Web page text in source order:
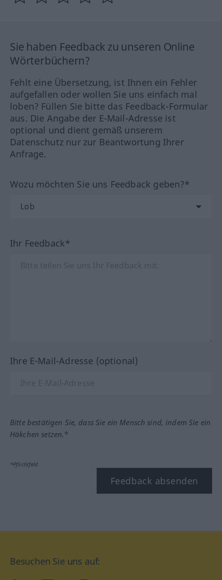
Sie haben Feedback zu unseren Online
Wörterbüchern?
Fehlt eine Übersetzung, ist Ihnen ein Fehler
aufgefallen oder wollen Sie uns einfach mal
loben? Füllen Sie bitte das Feedback-Formular
aus. Die Angabe der E-Mail-Adresse ist
optional und dient gemäß unserem
Datenschutz nur zur Beantwortung Ihrer
Anfrage.
Wozu möchten Sie uns Feedback geben?*
Ihr Feedback*
Ihre E-Mail-Adresse (optional)
Bitte bestätigen Sie, dass Sie ein Mensch sind, indem Sie ein
Häkchen setzen.*
*Pflichtfeld
Feedback absenden
Besuchen Sie uns auf: